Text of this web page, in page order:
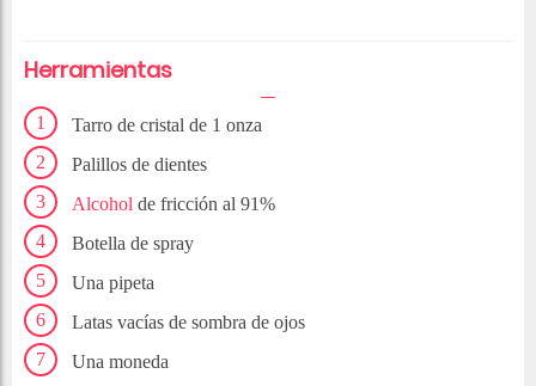
Herramientas
Tarro de cristal de 1 onza
Palillos de dientes
Alcohol de fricción al 91%
Botella de spray
Una pipeta
Latas vacías de sombra de ojos
Una moneda